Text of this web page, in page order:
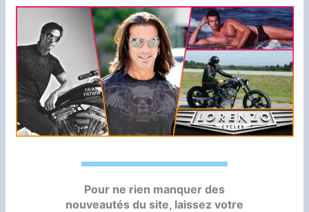
Pour ne rien manquer des
nouveautés du site, laissez votre